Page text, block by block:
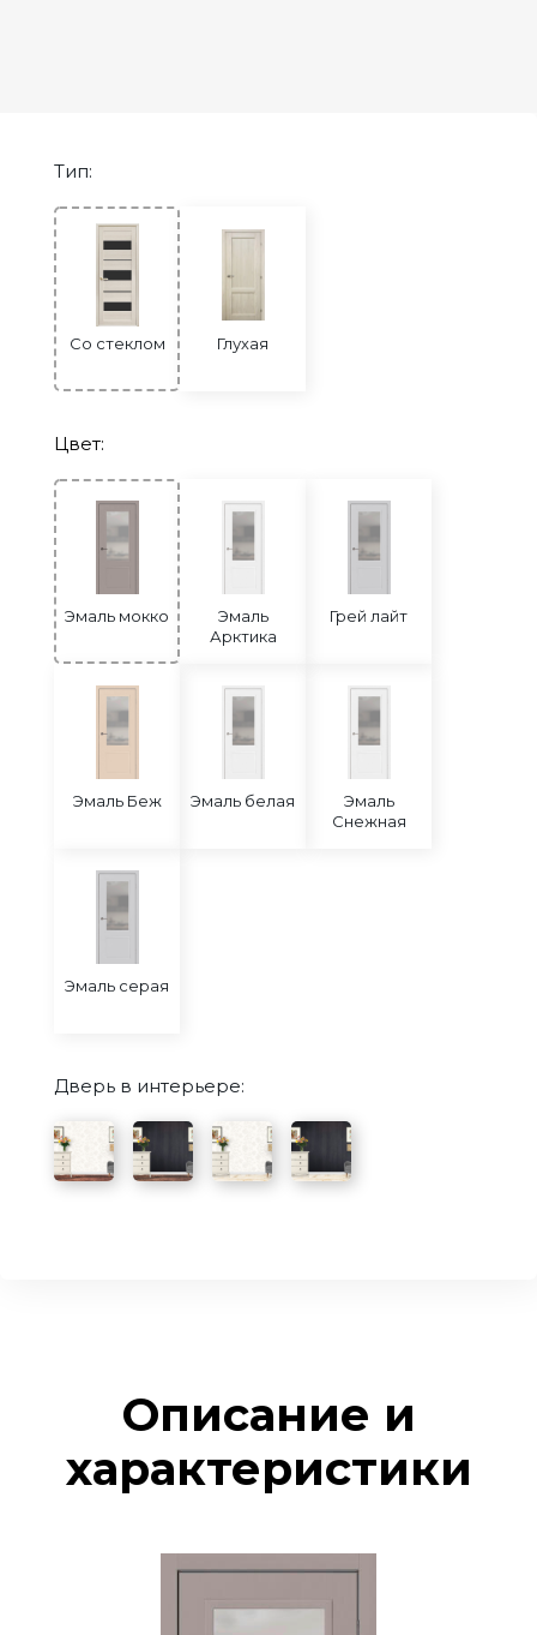
Двери с ABS кромкой
Строительные двери
Двери для бани и сауны
Раздвижные двери «Гармошка»
РАСПРОДАЖА
Тип:
Со стеклом Глухая
Цвет:
Эмаль мокко
Эмаль
Арктика
Грей лайт
Эмаль Беж Эмаль белая
Эмаль
Снежная
Эмаль серая
Дверь в интерьере:
Описание и
характеристики